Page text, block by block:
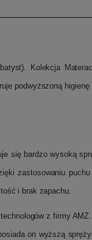
Kolekcja
podwyższoną
się bardzo wysoką
zastosowaniu
i brak zapachu.
z firmy
on wyższą